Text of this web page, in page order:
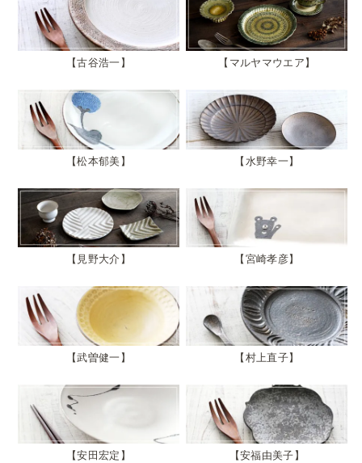
古谷浩一 マルヤマウエア
松本郁美 水野幸一
見野大介 宮崎孝彦
武曽健一 村上直子
安田宏定 安福由美子